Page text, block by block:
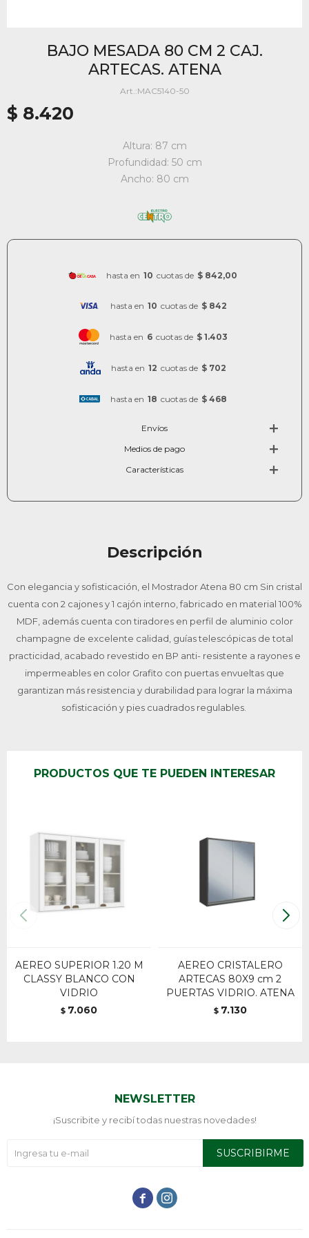
BAJO MESADA 80 CM 2 CAJ.
ARTECAS. ATENA
MAC5140-50
$ 8.420
Altura: 87 cm
Profundidad: 50 cm
Ancho: 80 cm
hasta en 10 cuotas de $ 842,00
hasta en 10 cuotas de $ 842
hasta en 6 cuotas de $ 1.403
hasta en 12 cuotas de $ 702
hasta en 18 cuotas de $ 468
Envíos
Medios de pago
Características
Descripción
Con elegancia y sofisticación, el Mostrador Atena 80 cm Sin cristal
cuenta con 2 cajones y 1 cajón interno, fabricado en material 100%
MDF, además cuenta con tiradores en perfil de aluminio color
champagne de excelente calidad, guías telescópicas de total
practicidad, acabado revestido en BP anti- resistente a rayones e
impermeables en color Grafito con puertas envueltas que
garantizan más resistencia y durabilidad para lograr la máxima
sofisticación y pies cuadrados regulables.
PRODUCTOS QUE TE PUEDEN INTERESAR
AEREO SUPERIOR 1.20 M
CLASSY BLANCO CON
VIDRIO
$ 7.060
AEREO CRISTALERO
ARTECAS 80X9 cm 2
PUERTAS VIDRIO. ATENA
$ 7.130
NEWSLETTER
¡Suscribite y recibí todas nuestras novedades!
SUSCRIBIRME
 